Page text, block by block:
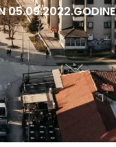
05.09.2022.GODINE